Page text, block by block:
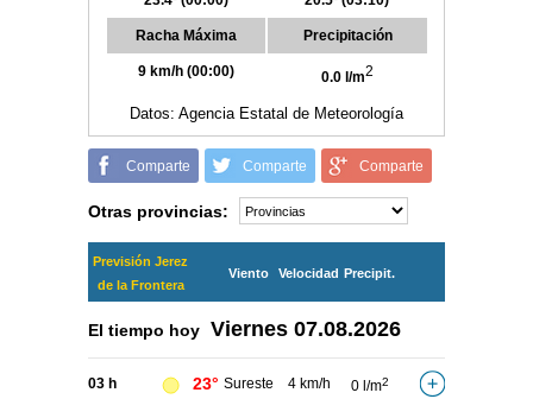
Racha Máxima
9 km/h (00:00)
Precipitación
0.0 l/m2
Datos: Agencia Estatal de Meteorología
Comparte Comparte Comparte
Otras provincias:
Previsión Jerez
de la Frontera
Viento Velocidad Precipit.
El tiempo hoy Viernes 07.08.2026
03 h 23° Sureste 4 km/h 0 l/m2